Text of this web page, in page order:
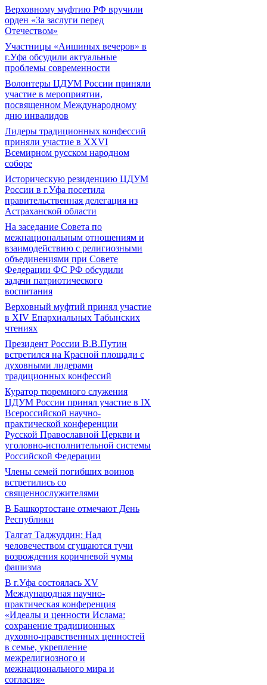
Верховному муфтию РФ вручили
орден «За заслуги перед
Отечеством»
Участницы «Аишиных вечеров» в
г.Уфа обсудили актуальные
проблемы современности
Волонтеры ЦДУМ России приняли
участие в мероприятии,
посвященном Международному
дню инвалидов
Лидеры традиционных конфессий
приняли участие в XXVI
Всемирном русском народном
соборе
Историческую резиденцию ЦДУМ
России в г.Уфа посетила
правительственная делегация из
Астраханской области
На заседание Совета по
межнациональным отношениям и
взаимодействию с религиозными
объединениями при Совете
Федерации ФС РФ обсудили
задачи патриотического
воспитания
Верховный муфтий принял участие
в ХIV Епархиальных Табынских
чтениях
Президент России В.В.Путин
встретился на Красной площади с
духовными лидерами
традиционных конфессий
Куратор тюремного служения
ЦДУМ России принял участие в IX
Всероссийской научно-
практической конференции
Русской Православной Церкви и
уголовно-исполнительной системы
Российской Федерации
Члены семей погибших воинов
встретились со
священнослужителями
В Башкортостане отмечают День
Республики
Талгат Таджуддин: Над
человечеством сгущаются тучи
возрождения коричневой чумы
фашизма
В г.Уфа состоялась XV
Международная научно-
практическая конференция
«Идеалы и ценности Ислама:
сохранение традиционных
духовно-нравственных ценностей
в семье, укрепление
межрелигиозного и
межнационального мира и
согласия»